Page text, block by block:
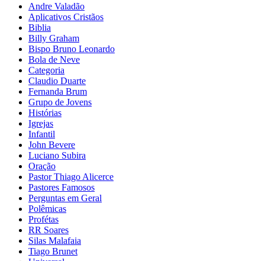
Andre Valadão
Aplicativos Cristãos
Biblia
Billy Graham
Bispo Bruno Leonardo
Bola de Neve
Categoria
Claudio Duarte
Fernanda Brum
Grupo de Jovens
Histórias
Igrejas
Infantil
John Bevere
Luciano Subira
Oração
Pastor Thiago Alicerce
Pastores Famosos
Perguntas em Geral
Polêmicas
Profétas
RR Soares
Silas Malafaia
Tiago Brunet